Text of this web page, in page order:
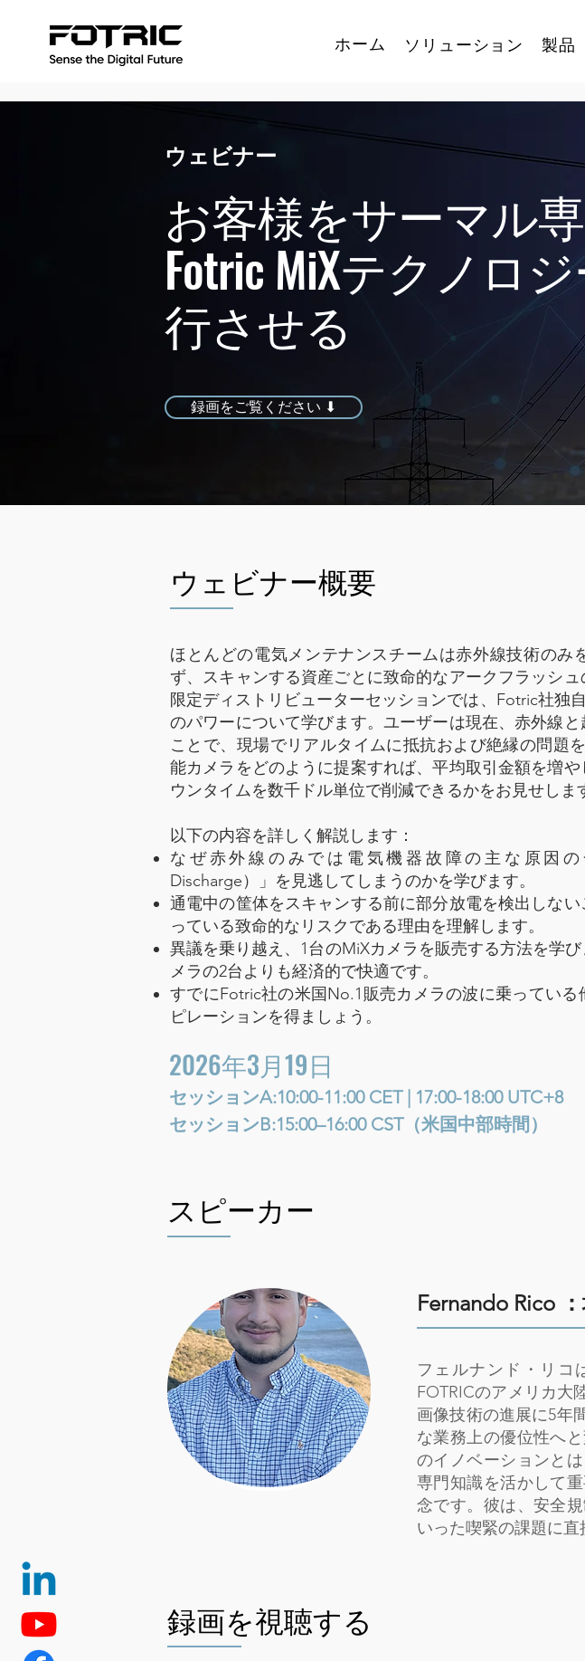
ホーム ソリューション 製品
ウェビナー
お客様をサーマル
Fotric MiXテクノロ
行させる
録画をご覧ください ⬇
ウェビナー概要
ほとんどの電気メンテナンスチームは赤外線技術のみ
ず、スキャンする資産ごとに致命的なアークフラッシ
限定ディストリビューターセッションでは、Fotric社独
のパワーについて学びます。ユーザーは現在、赤外線
ことで、現場でリアルタイムに抵抗および絶縁の問題
能カメラをどのように提案すれば、平均取引金額を増
ウンタイムを数千ドル単位で削減できるかをお見せしま
以下の内容を詳しく解説します：
なぜ赤外線のみでは電気機器故障の主な原因の
Discharge）」を見逃してしまうのかを学びます。
通電中の筐体をスキャンする前に部分放電を検出しな
っている致命的なリスクである理由を理解します。
異議を乗り越え、1台のMiXカメラを販売する方法を学
メラの2台よりも経済的で快適です。
すでにFotric社の米国No.1販売カメラの波に乗ってい
ピレーションを得ましょう。
2026年3月19日
セッションA:10:00-11:00 CET | 17:00-18:00 UTC+8
セッションB:15:00–16:00 CST（米国中部時間）
スピーカー
Fernando Rico ：
フェルナンド・リコ
FOTRICのアメリカ大
画像技術の進展に5年
な業務上の優位性へ
のイノベーションと
専門知識を活かして
念です。彼は、安全
いった喫緊の課題に直
録画を視聴する